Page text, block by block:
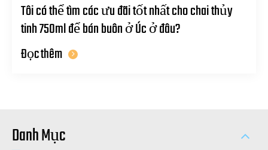
Tôi có thể tìm các ưu đãi tốt nhất cho chai thủy
tinh 750ml để bán buôn ở Úc ở đâu?
Đọc thêm
Danh Mục